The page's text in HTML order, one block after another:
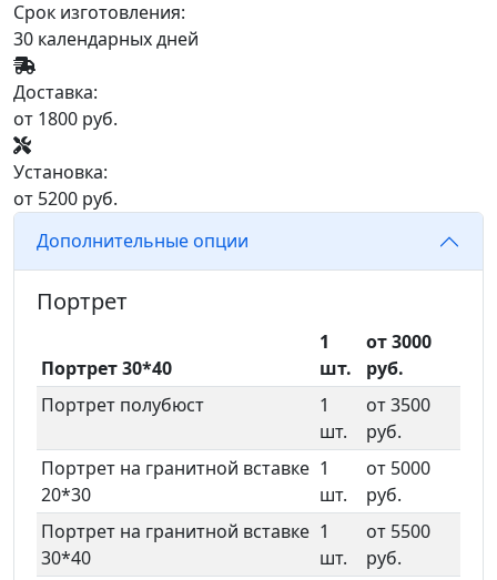
Срок изготовления:
30 календарных дней
Доставка:
от 1800 руб.
Установка:
от 5200 руб.
Дополнительные опции
Портрет
Портрет 30*40
1
шт.
от 3000
руб.
Портрет полубюст
1
шт.
от 3500
руб.
Портрет на гранитной вставке
20*30
1
шт.
от 5000
руб.
Портрет на гранитной вставке
30*40
1
шт.
от 5500
руб.